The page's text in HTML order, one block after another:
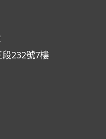
232號7樓